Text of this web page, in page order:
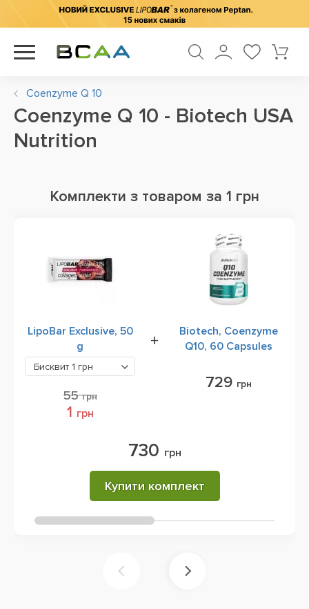
Coenzyme Q 10
Coenzyme Q 10 - Biotech USA
Nutrition
Комплекти з товаром за 1 грн
LipoBar Exclusive, 50
g
Бисквит 1 грн
55грн
1 грн
+
Biotech, Coenzyme
Q10, 60 Capsules
729 грн
730 грн
Купити комплект